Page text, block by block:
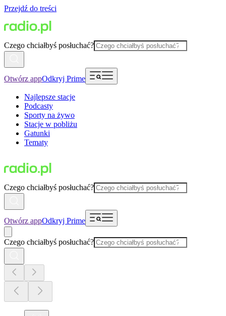
Przejdź do treści
Czego chciałbyś posłuchać?
Otwórz appOdkryj Prime
Najlepsze stacje
Podcasty
Sporty na żywo
Stacje w pobliżu
Gatunki
Tematy
Czego chciałbyś posłuchać?
Otwórz appOdkryj Prime
Czego chciałbyś posłuchać?